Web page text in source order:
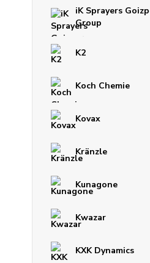
iK Sprayers
Group
K2
Koch Chemie
Kovax
Kränzle
Kunagone
Kwazar
KXK Dynamics